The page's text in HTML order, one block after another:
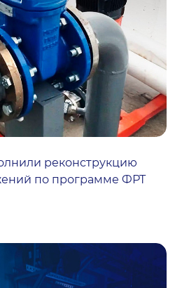
реконструкцию
по программе ФРТ